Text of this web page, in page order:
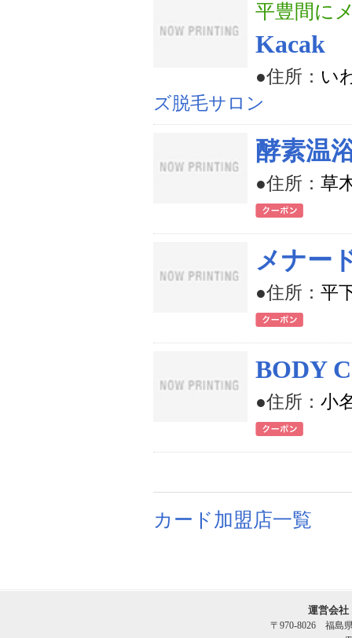
平豊間に
Kacak
●住所： い
ズ脱毛サロン
酵素温
●住所： 草
メナー
●住所： 平
BODY
●住所： 小
カード加盟店一覧
運営会
〒970-8026 福島